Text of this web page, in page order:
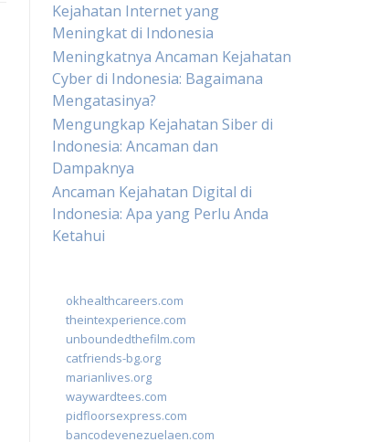
Kejahatan Internet yang
Meningkat di Indonesia
Meningkatnya Ancaman Kejahatan
Cyber di Indonesia: Bagaimana
Mengatasinya?
Mengungkap Kejahatan Siber di
Indonesia: Ancaman dan
Dampaknya
Ancaman Kejahatan Digital di
Indonesia: Apa yang Perlu Anda
Ketahui
okhealthcareers.com
theintexperience.com
unboundedthefilm.com
catfriends-bg.org
marianlives.org
waywardtees.com
pidfloorsexpress.com
bancodevenezuelaen.com